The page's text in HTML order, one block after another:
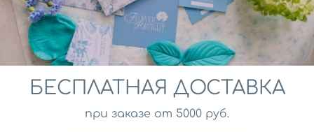
Вы отправляете товар, который Вам не
подошел, по почте на наш почтовый адрес и
сообщаете нам об этом по телефону, либо
по электронной почте, сообщив причину
После получения Вашей посылки, мы
перечислим Вам деньги, которые Вы
заплатили за товар.
БЕСПЛАТНАЯ ДОСТАВКА
при заказе от 5000 руб.